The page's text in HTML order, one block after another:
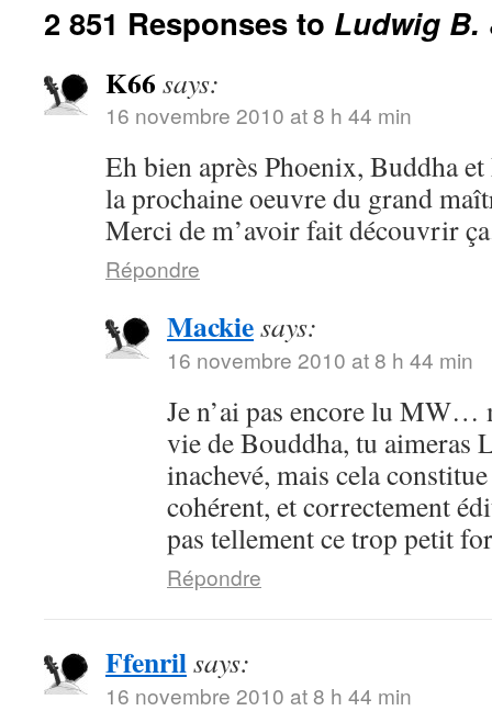
2 851 Responses to Ludwig B.
K66 says:
16 novembre 2010 at 8 h 44 min
Eh bien après Phoenix, Buddha
la prochaine oeuvre du grand
Merci de m’avoir fait découvrir
Répondre
Mackiesays:
16 novembre 2010 at 8 h 44 min
Je n’ai pas encore lu MW…
vie de Bouddha, tu aimeras
inachevé, mais cela
cohérent, et correctement
pas tellement ce trop petit
Répondre
Ffenrilsays:
16 novembre 2010 at 8 h 44 min